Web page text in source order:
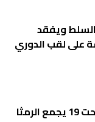
ويفقد
على لقب الدوري
نهائي كأس الأردن تحت 19 يجمع الرمثا